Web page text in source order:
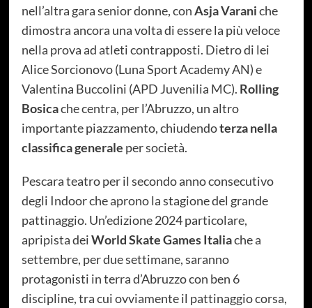
nell’altra gara senior donne, conAsja Varaniche
dimostra ancora una volta di essere la più veloce
nella prova ad atleti contrapposti. Dietro di lei
Alice Sorcionovo (Luna Sport Academy AN) e
Valentina Buccolini (APD Juvenilia MC). Rolling
Bosicache centra, per l’Abruzzo, un altro
importante piazzamento, chiudendoterza nella
classifica generale per società.
Pescara teatro per il secondo anno consecutivo
degli Indoor che aprono la stagione del grande
pattinaggio. Un’edizione 2024 particolare,
apripista deiWorld Skate Games Italiache a
settembre, per due settimane, saranno
protagonisti in terra d’Abruzzo con ben 6
discipline, tra cui ovviamente il pattinaggio corsa,